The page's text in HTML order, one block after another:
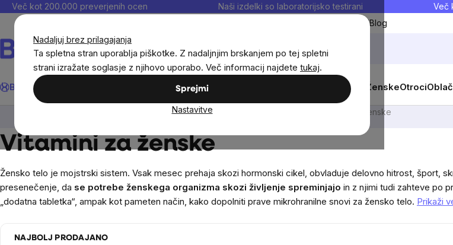
Nadaljuj brez prilagajanja
Ta spletna stran uporablja piškotke. Z nadaljnjim brskanjem po tej spletni
strani izražate soglasje z njihovo uporabo. Več informacij najdete tukaj.
Sprejmi
Nastavitve
Preskoči
Več kot 200.000 preverjenih ocen Naši izdelki so laboratorijsko testirani Več
Moji priljubljeniBlog
Išči
BrainMax® Prehranska dopolnila in prehrana Moški ŽenskeOtroci
Prehranska dopolnila in prehrana Vitamini in multivitamini Vitamini za ženske
Vitamini za ženske
Žensko telo je mojstrski sistem. Vsak mesec prehaja skozi hormonski cikel, obvladuje delovno hitrost, šport,
presenečenje, da se potrebe ženskega organizma skozi življenje spreminjajo in z njimi tudi zahteve po
„dodatna tabletka“, ampak kot pameten način, kako dopolniti prave mikrohranilne snovi za žensko telo. Prikaži
NAJBOLJ PRODAJANO